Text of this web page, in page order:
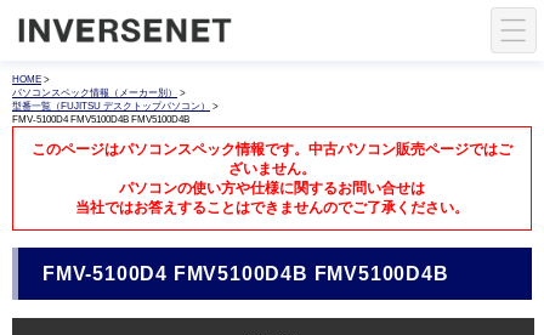
HOME >
パソコンスペック情報（メーカー別）
>
型番一覧（FUJITSU デスクトップパソコン）
>
FMV-5100D4 FMV5100D4B FMV5100D4B
このページはパソコンスペック情報です。中古パソコン販売ページではご
ざいません。
パソコンの使い方や仕様に関するお問い合せは
当社ではお答えすることはできませんのでご了承ください。
FMV-5100D4 FMV5100D4B FMV5100D4B